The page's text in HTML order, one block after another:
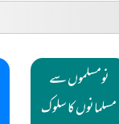
نومسلموں سے
مسلمانوں کا سلوک